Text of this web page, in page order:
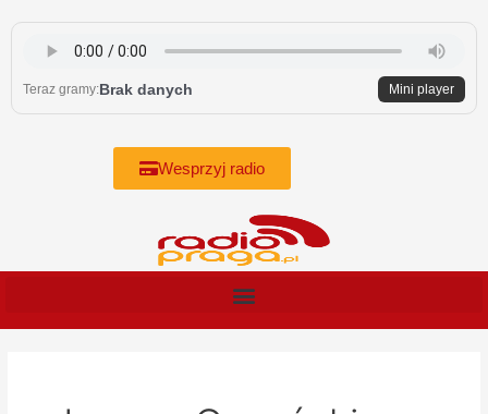
content
Teraz gramy:Brak danych Mini player
Wesprzyj radio